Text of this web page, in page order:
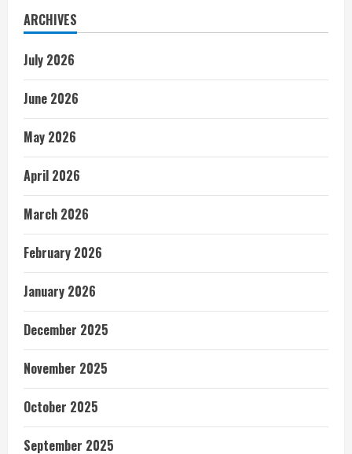
ARCHIVES
July 2026
June 2026
May 2026
April 2026
March 2026
February 2026
January 2026
December 2025
November 2025
October 2025
September 2025